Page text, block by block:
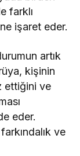
farklı
işaret eder.
artık
kişinin
ettiğini ve
eder.
ve